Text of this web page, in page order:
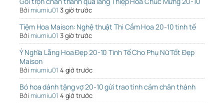
Bởi miumiu01 3 giờ trước
Tiệm Hoa Maison: Nghệ thuật Thi Cắm Hoa 20-10 tinh tế
Bởi miumiu01 3 giờ trước
Ý Nghĩa Lẵng Hoa Đẹp 20-10 Tinh Tế Cho Phụ Nữ Tốt Đẹp
Maison
Bởi miumiu01 4 giờ trước
Bó hoa dành tặng vợ 20-10 gửi trao tình cảm chân thành
Bởi miumiu01 4 giờ trước